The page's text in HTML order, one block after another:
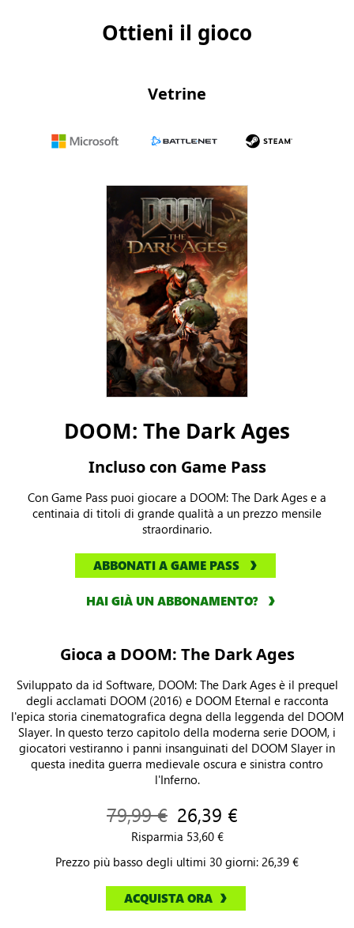
Ottieni il gioco
Vetrine
DOOM: The Dark Ages
Incluso con Game Pass
Con Game Pass puoi giocare a DOOM: The Dark Ages e a
centinaia di titoli di grande qualità a un prezzo mensile
straordinario.
ABBONATI A GAME PASS
HAI GIÀ UN ABBONAMENTO?
Gioca a DOOM: The Dark Ages
Sviluppato da id Software, DOOM: The Dark Ages è il prequel
degli acclamati DOOM (2016) e DOOM Eternal e racconta
l'epica storia cinematografica degna della leggenda del DOOM
Slayer. In questo terzo capitolo della moderna serie DOOM, i
giocatori vestiranno i panni insanguinati del DOOM Slayer in
questa inedita guerra medievale oscura e sinistra contro
l'Inferno.
79,99 € 26,39 €
Risparmia 53,60 €
Prezzo più basso degli ultimi 30 giorni: 26,39 €
ACQUISTA ORA